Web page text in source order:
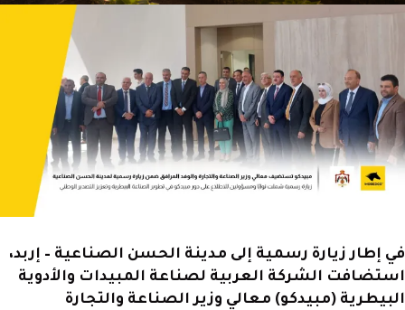
في إطار زيارة رسمية إلى مدينة الحسن الصناعية – إربد،
استضافت الشركة العربية لصناعة المبيدات والأدوية
البيطرية (مبيدكو) معالي وزير الصناعة والتجارة